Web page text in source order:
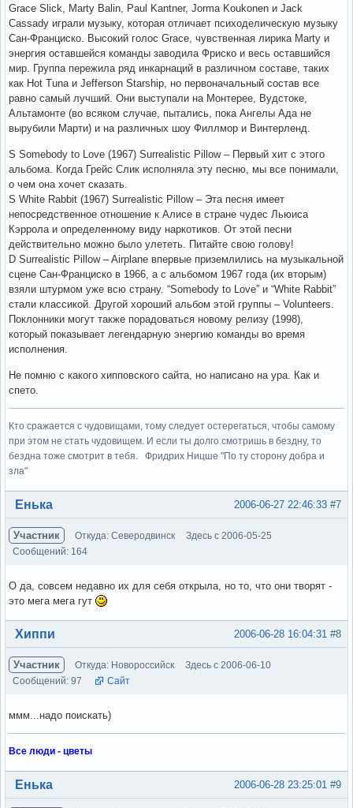
Grace Slick, Marty Balin, Paul Kantner, Jorma Koukonen и Jack
Cassady играли музыку, которая отличает психоделическую музыку
Сан-Франциско. Высокий голос Grace, чувственная лирика Marty и
энергия оставшейся команды заводила Фриско и весь оставшийся
мир. Группа пережила ряд инкарнаций в различном составе, таких
как Hot Tuna и Jefferson Starship, но первоначальный состав все
равно самый лучший. Они выступали на Монтерее, Вудстоке,
Альтамонте (во всяком случае, пытались, пока Ангелы Ада не
вырубили Марти) и на различных шоу Филлмор и Винтерленд.
S Somebody to Love (1967) Surrealistic Pillow – Первый хит с этого
альбома. Когда Грейс Слик исполняла эту песню, мы все понимали,
о чем она хочет сказать.
S White Rabbit (1967) Surrealistic Pillow – Эта песня имеет
непосредственное отношение к Алисе в стране чудес Льюиса
Кэррола и определенному виду наркотиков. От этой песни
действительно можно было улететь. Питайте свою голову!
D Surrealistic Pillow – Airplane впервые приземлились на музыкальной
сцене Сан-Франциско в 1966, а с альбомом 1967 года (их вторым)
взяли штурмом уже всю страну. “Somebody to Love” и “White Rabbit”
стали классикой. Другой хороший альбом этой группы – Volunteers.
Поклонники могут также порадоваться новому релизу (1998),
который показывает легендарную энергию команды во время
исполнения.
Не помню с какого хипповского сайта, но написано на ура. Как и
спето.
Кто сражается с чудовищами, тому следует остерегаться, чтобы самому
при этом не стать чудовищем. И если ты долго смотришь в бездну, то
бездна тоже смотрит в тебя. Фридрих Ницше "По ту сторону добра и
зла"
Вне форума #7
2006-06-27 22:46:33
Енька
Участник Откуда: Северодвинск
Здесь с 2006-05-25
Сообщений: 164
О да, совсем недавно их для себя открыла, но то, что они творят -
это мега мега гут
Вне форума #8
2006-06-28 16:04:31
Хиппи
Участник Откуда: Новороссийск
Здесь с 2006-06-10
Сообщений: 97
Сайт
ммм...надо поискать)
Все люди - цветы
Вне форума #9
2006-06-28 23:25:01
Енька